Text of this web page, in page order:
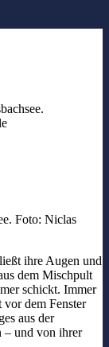
Foto: Niclas
ihre Augen und
dem Mischpult
schickt. Immer
dem Fenster
aus der
– und von ihrer